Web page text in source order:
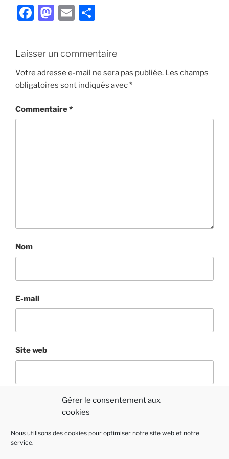
Gérer le consentement aux
cookies
Nous utilisons des cookies pour optimiser notre site web et notre
service.
F
e
b
o
o
M
o
d
o
n
E
l
ta
g
er
Laisser un commentaire
Votre adresse e-mail ne sera pas publiée. Les champs
obligatoires sont indiqués avec*
Commentaire*
Nom
E-mail
Site web